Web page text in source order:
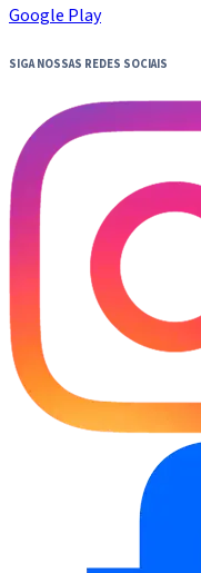
Google Play
SIGA NOSSAS REDES SOCIAIS